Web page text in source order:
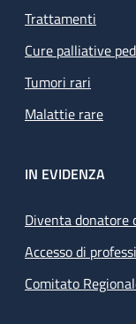
Trattamenti
Cure palliative
Tumori rari
Malattie rare
IN EVIDENZA
Diventa donatore
Accesso di
Comitato